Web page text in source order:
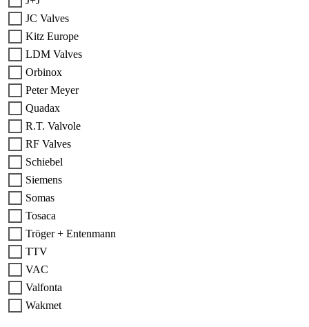
JC Valves
Kitz Europe
LDM Valves
Orbinox
Peter Meyer
Quadax
R.T. Valvole
RF Valves
Schiebel
Siemens
Somas
Tosaca
Tröger + Entenmann
TTV
VAC
Valfonta
Wakmet